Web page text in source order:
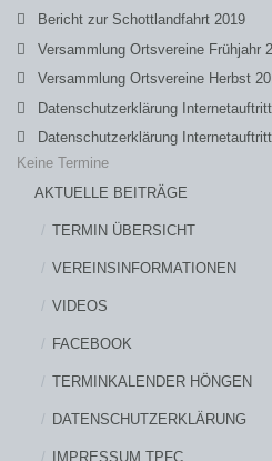
Bericht zur Schottlandfahrt 2019
Versammlung Ortsvereine Frühjahr
Versammlung Ortsvereine Herbst
Datenschutzerklärung Internetauftritt
Datenschutzerklärung
Keine Termine
AKTUELLE BEITRÄGE
TERMIN ÜBERSICHT
VEREINSINFORMATIONEN
VIDEOS
FACEBOOK
TERMINKALENDER HÖNGEN
DATENSCHUTZERKLÄRUNG
IMPRESSUM TPFC